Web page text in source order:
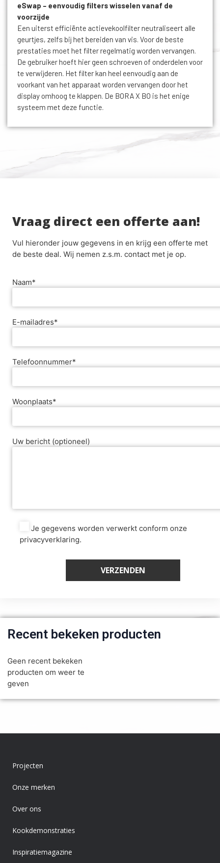
eSwap – eenvoudig filters wisselen vanaf de
voorzijde
Een uiterst efficiënte actievekoolfilter neutraliseert alle
geurtjes, zelfs bij het bereiden van vis. Voor de beste
prestaties moet het filter regelmatig worden vervangen.
De gebruiker hoeft hier geen schroeven of onderdelen voor
te verwijderen. Het filter kan heel eenvoudig aan de
voorkant van het apparaat worden vervangen door het
display omhoog te klappen. De BORA X BO is het enige
systeem met deze functie.
Vraag direct een offerte aan!
Vul hieronder jouw gegevens in en krijg een offerte met
de beste deal. Wij nemen z.s.m. contact met je op.
Naam*
E-mailadres*
Telefoonnummer*
Woonplaats*
Uw bericht (optioneel)
Je gegevens worden verwerkt conform onze
privacyverklaring.
Recent bekeken producten
Geen recent bekeken
producten om weer te
geven
Projecten
Onze merken
Over ons
Kookdemonstraties
Inspiratiemagazine